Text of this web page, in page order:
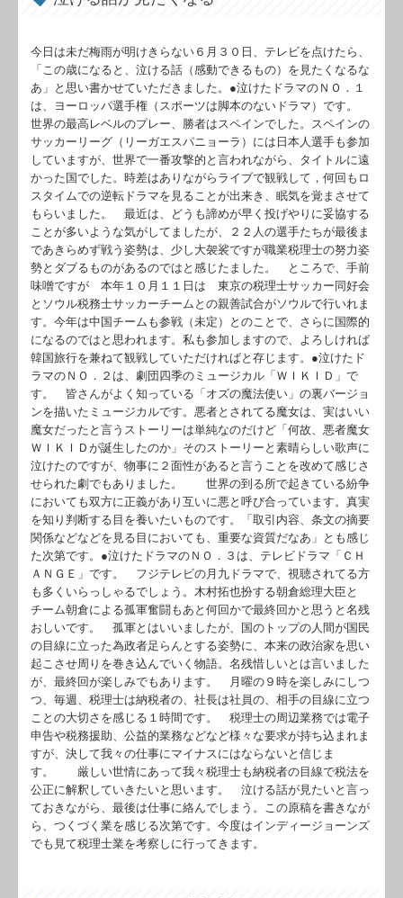
今日は未だ梅雨が明けきらない６月３０日、テレビを点けたら、
「この歳になると、泣ける話（感動できるもの）を見たくなるな
あ」と思い書かせていただきました。●泣けたドラマのＮＯ．１
は、ヨーロッパ選手権（スポーツは脚本のないドラマ）です。
世界の最高レベルのプレー、勝者はスペインでした。スペインの
サッカーリーグ（リーガエスパニョーラ）には日本人選手も参加
していますが、世界で一番攻撃的と言われながら、タイトルに遠
かった国でした。時差はありながらライブで観戦して，何回もロ
スタイムでの逆転ドラマを見ることが出来き、眠気を覚まさせて
もらいました。 最近は、どうも諦めが早く投げやりに妥協する
ことが多いような気がしてましたが、２２人の選手たちが最後ま
であきらめず戦う姿勢は、少し大袈裟ですが職業税理士の努力姿
勢とダブるものがあるのではと感じたました。 ところで、手前
味噌ですが 本年１０月１１日は 東京の税理士サッカー同好会
とソウル税務士サッカーチームとの親善試合がソウルで行いれま
す。今年は中国チームも参戦（未定）とのことで、さらに国際的
になるのではと思われます。私も参加しますので、よろしければ
韓国旅行を兼ねて観戦していただければと存じます。●泣けたド
ラマのＮＯ．２は、劇団四季のミュージカル「ＷＩＫＩＤ」で
す。 皆さんがよく知っている「オズの魔法使い」の裏バージョ
ンを描いたミュージカルです。悪者とされてる魔女は、実はいい
魔女だったと言うストーリーは単純なのだけど「何故、悪者魔女
ＷＩＫＩＤが誕生したのか」そのストーリーと素晴らしい歌声に
泣けたのですが、物事に２面性があると言うことを改めて感じさ
せられた劇でもありました。 世界の到る所で起きている紛争
においても双方に正義があり互いに悪と呼び合っています。真実
を知り判断する目を養いたいものです。「取引内容、条文の摘要
関係などなどを見る目においても、重要な資質だなあ」とも感じ
た次第です。●泣けたドラマのＮＯ．３は、テレビドラマ「ＣＨ
ＡＮＧＥ」です。 フジテレビの月九ドラマで、視聴されてる方
も多くいらっしゃるでしょう。木村拓也扮する朝倉総理大臣と
チーム朝倉による孤軍奮闘もあと何回かで最終回かと思うと名残
おしいです。 孤軍とはいいましたが、国のトップの人間が国民
の目線に立った為政者足らんとする姿勢に、本来の政治家を思い
起こさせ周りを巻き込んでいく物語。名残惜しいとは言いました
が、最終回が楽しみでもあります。 月曜の９時を楽しみにしつ
つ、毎週、税理士は納税者の、社長は社員の、相手の目線に立つ
ことの大切さを感じる１時間です。 税理士の周辺業務では電子
申告や税務援助、公益的業務などなど様々な要求が持ち込まれま
すが、決して我々の仕事にマイナスにはならないと信じま
す。 厳しい世情にあって我々税理士も納税者の目線で税法を
公正に解釈していきたいと思います。 泣ける話が見たいと言っ
ておきながら、最後は仕事に絡んでしまう。この原稿を書きなが
ら、つくづく業を感じる次第です。今度はインディージョーンズ
でも見て税理士業を考察しに行ってきます。